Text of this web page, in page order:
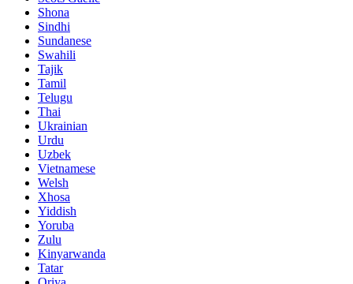
Shona
Sindhi
Sundanese
Swahili
Tajik
Tamil
Telugu
Thai
Ukrainian
Urdu
Uzbek
Vietnamese
Welsh
Xhosa
Yiddish
Yoruba
Zulu
Kinyarwanda
Tatar